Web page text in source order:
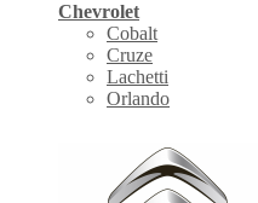
Chevrolet
Cobalt
Cruze
Lachetti
Orlando